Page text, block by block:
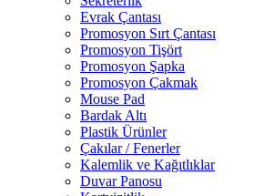
Evrak Çantası
Promosyon Sırt Çantası
Promosyon Tişört
Promosyon Şapka
Promosyon Çakmak
Mouse Pad
Bardak Altı
Plastik Ürünler
Çakılar / Fenerler
Kalemlik ve Kağıtlıklar
Duvar Panosu